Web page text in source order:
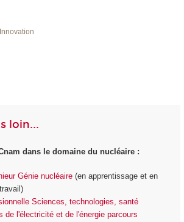
| Innovation
loin...
dans le domaine du nucléaire :
Génie nucléaire (en apprentissage et en
Sciences, technologies, santé
de l'électricité et de l'énergie parcours